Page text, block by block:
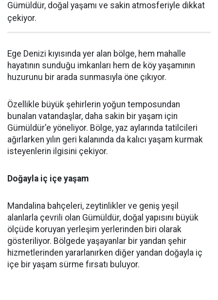
Gümüldür, doğal yaşamı ve sakin atmosferiyle dikkat
çekiyor.
Ege Denizi kıyısında yer alan bölge, hem mahalle
hayatının sunduğu imkanları hem de köy yaşamının
huzurunu bir arada sunmasıyla öne çıkıyor.
Özellikle büyük şehirlerin yoğun temposundan
bunalan vatandaşlar, daha sakin bir yaşam için
Gümüldür'e yöneliyor. Bölge, yaz aylarında tatilcileri
ağırlarken yılın geri kalanında da kalıcı yaşam kurmak
isteyenlerin ilgisini çekiyor.
Doğayla iç içe yaşam
Mandalina bahçeleri, zeytinlikler ve geniş yeşil
alanlarla çevrili olan Gümüldür, doğal yapısını büyük
ölçüde koruyan yerleşim yerlerinden biri olarak
gösteriliyor. Bölgede yaşayanlar bir yandan şehir
hizmetlerinden yararlanırken diğer yandan doğayla iç
içe bir yaşam sürme fırsatı buluyor.